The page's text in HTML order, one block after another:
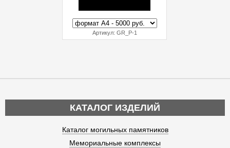
Артикул: GR_P-1
КАТАЛОГ ИЗДЕЛИЙ
Каталог могильных памятников
Мемориальные комплексы